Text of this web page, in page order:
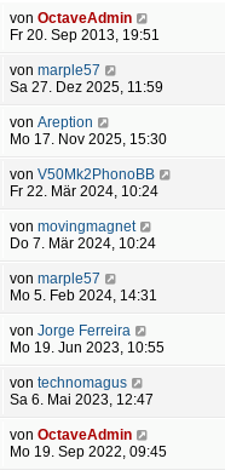
von OctaveAdmin
Fr 20. Sep 2013, 19:51
von marple57
Sa 27. Dez 2025, 11:59
von Areption
Mo 17. Nov 2025, 15:30
von V50Mk2PhonoBB
Fr 22. Mär 2024, 10:24
von movingmagnet
Do 7. Mär 2024, 10:24
von marple57
Mo 5. Feb 2024, 14:31
von Jorge Ferreira
Mo 19. Jun 2023, 10:55
von technomagus
Sa 6. Mai 2023, 12:47
von OctaveAdmin
Mo 19. Sep 2022, 09:45